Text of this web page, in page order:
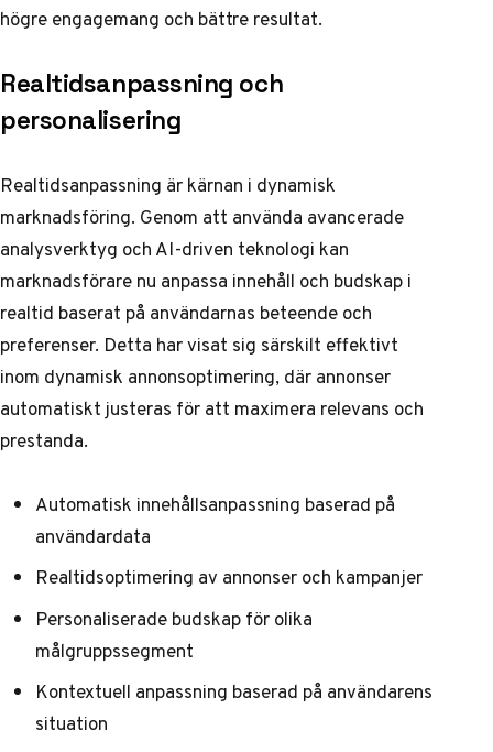
högre engagemang och bättre resultat.
Realtidsanpassning och
personalisering
Realtidsanpassning är kärnan i dynamisk
marknadsföring. Genom att använda avancerade
analysverktyg och AI-driven teknologi kan
marknadsförare nu anpassa innehåll och budskap i
realtid baserat på användarnas beteende och
preferenser. Detta har visat sig särskilt effektivt
inom dynamisk annonsoptimering, där annonser
automatiskt justeras för att maximera relevans och
prestanda.
Automatisk innehållsanpassning baserad på
användardata
Realtidsoptimering av annonser och kampanjer
Personaliserade budskap för olika
målgruppssegment
Kontextuell anpassning baserad på användarens
situation